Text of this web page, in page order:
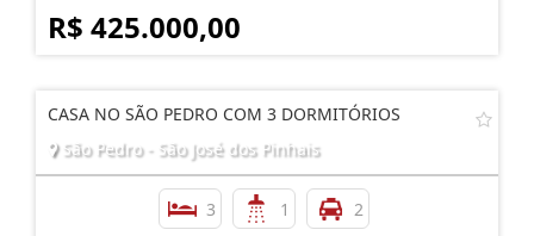
R$ 425.000,00
CASA NO SÃO PEDRO COM 3 DORMITÓRIOS
São Pedro - São José dos Pinhais
3 1 2